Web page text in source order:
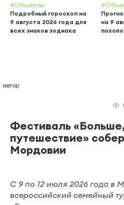
#Общество
Подробный гороскоп на
9 августа 2026 года для
всех знаков зодиака
на 9
автор
Фестиваль
путешествие»
Мордовии
С 9 по 12 июля 2026 года в
всероссийский семейный